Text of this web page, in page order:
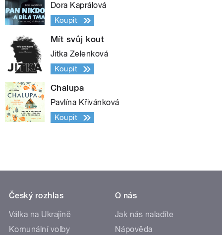
Dora Kaprálová
Koupit
Mít svůj kout
Jitka Zelenková
Koupit
Chalupa
Pavlína Křivánková
Koupit
Český rozhlas
Válka na Ukrajině
Komunální volby
O nás
Jak nás naladíte
Nápověda